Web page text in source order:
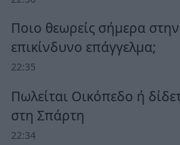
Ποιο θεωρείς σήμερα
επικίνδυνο επάγγελμα;
22:35
Πωλείται Οικόπεδο ή
στη Σπάρτη
22:34